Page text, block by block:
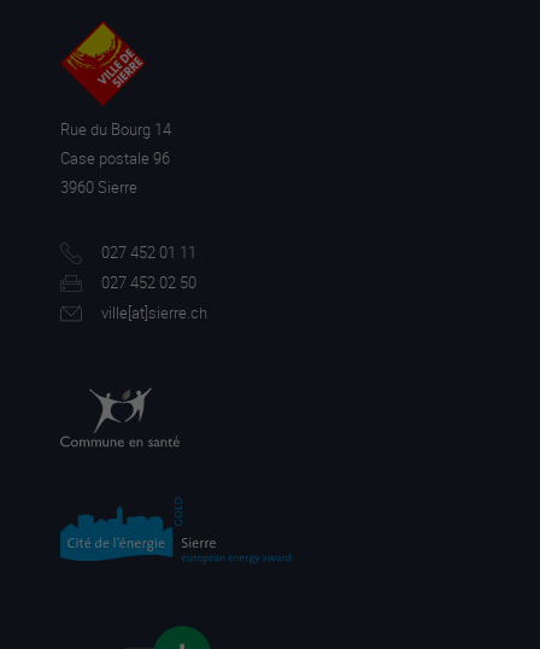
Rue du Bourg 14
Case postale 96
3960 Sierre
027 452 01 11
027 452 02 50
ville[at]sierre.ch